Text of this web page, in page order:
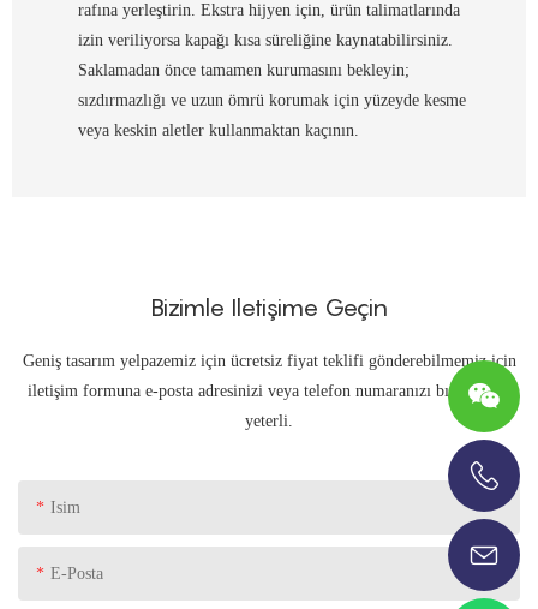
rafına yerleştirin. Ekstra hijyen için, ürün talimatlarında
izin veriliyorsa kapağı kısa süreliğine kaynatabilirsiniz.
Saklamadan önce tamamen kurumasını bekleyin;
sızdırmazlığı ve uzun ömrü korumak için yüzeyde kesme
veya keskin aletler kullanmaktan kaçının.
Bizimle Iletişime Geçin
Geniş tasarım yelpazemiz için ücretsiz fiyat teklifi gönderebilmemiz için
iletişim formuna e-posta adresinizi veya telefon numaranızı bırakmanız
yeterli.
Isim
E-Posta